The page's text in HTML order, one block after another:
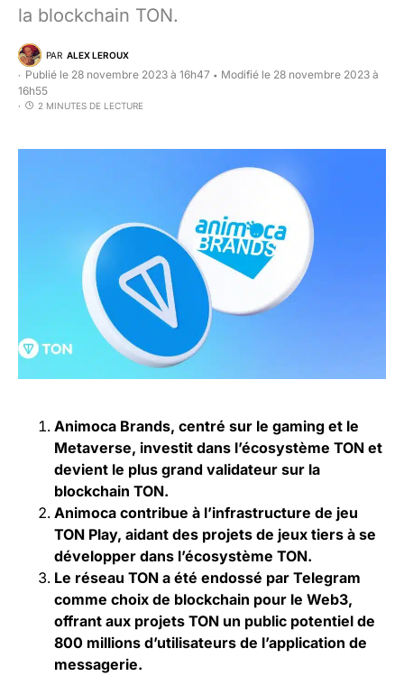
la blockchain TON.
PAR ALEX LEROUX
Publié le 28 novembre 2023 à 16h47 • Modifié le 28 novembre 2023 à
16h55
2 MINUTES DE LECTURE
Animoca Brands, centré sur le gaming et le
Metaverse, investit dans l’écosystème TON et
devient le plus grand validateur sur la
blockchain TON.
Animoca contribue à l’infrastructure de jeu
TON Play, aidant des projets de jeux tiers à se
développer dans l’écosystème TON.
Le réseau TON a été endossé par Telegram
comme choix de blockchain pour le Web3,
offrant aux projets TON un public potentiel de
800 millions d’utilisateurs de l’application de
messagerie.